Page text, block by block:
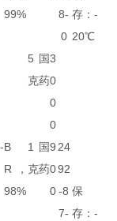
99%
8-
0
存：-
20℃
5
克
国
药
3
0
0
0
B
R，
98%
1
克
国
药
9
0
0
24
92
-8
7-
保
存：-